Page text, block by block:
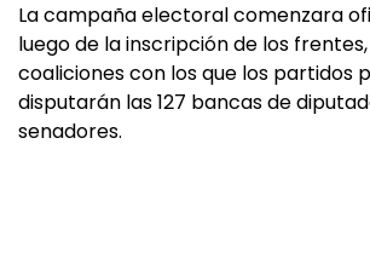
La campaña electoral comenzara
luego de la inscripción de los
coaliciones con los que los partidos
disputarán las 127 bancas de
senadores.